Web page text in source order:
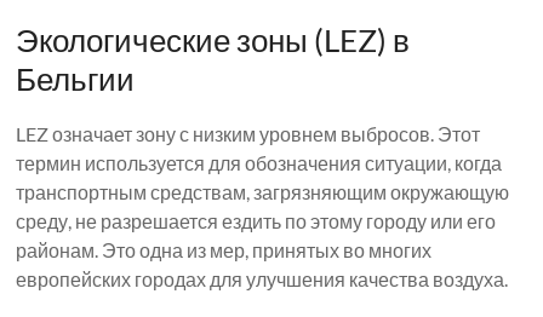
Экологические зоны (LEZ) в
Бельгии
LEZ означает зону с низким уровнем выбросов. Этот
термин используется для обозначения ситуации, когда
транспортным средствам, загрязняющим окружающую
среду, не разрешается ездить по этому городу или его
районам. Это одна из мер, принятых во многих
европейских городах для улучшения качества воздуха.